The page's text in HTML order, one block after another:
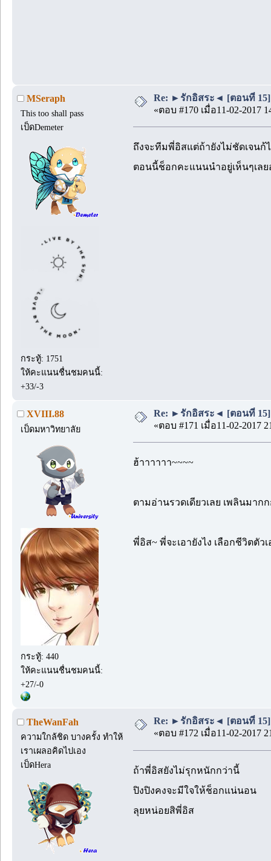
MSeraph
This too shall pass
เป็ดDemeter
กระทู้: 1751
ให้คะแนนชื่นชมคนนี้:
+33/-3
Re: ►รักอิสระ◄ [ตอนที่ 15]
«ตอบ #170 เมื่อ11-02-2017
ถึงจะทีมพี่อิสแต่ถ้ายังไม่ชัดเจน
ตอนนี้ช็อกคะแนนนำอยู่เห็นๆเลย
XVIII.88
เป็ดมหาวิทยาลัย
กระทู้: 440
ให้คะแนนชื่นชมคนนี้:
+27/-0
Re: ►รักอิสระ◄ [ตอนที่ 15]
«ตอบ #171 เมื่อ11-02-2017
ฮ้าาาาาา~~~~
ตามอ่านรวดเดียวเลย เพลินมาก
พี่อิส~ พี่จะเอายังไง เลือกชีวิตตัว
TheWanFah
ความใกล้ชิด บางครั้ง ทำให้
เราเผลอคิดไปเอง
เป็ดHera
Re: ►รักอิสระ◄ [ตอนที่ 15]
«ตอบ #172 เมื่อ11-02-2017
ถ้าพี่อิสยังไม่รุกหนักกว่านี้
ปิงปิงคงจะมีใจให้ช็อกแน่นอน
ลุยหน่อยสิพี่อิส